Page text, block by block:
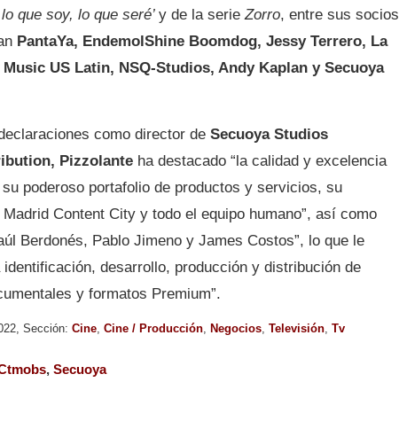
que soy, lo que seré’ y de la serie Zorro, entre sus socios
PantaYa, EndemolShine Boomdog, Jessy Terrero, La
US Latin, NSQ-Studios, Andy Kaplan y Secuoya
como director de Secuoya Studios
Pizzolante ha destacado “la calidad y excelencia
poderoso portafolio de productos y servicios, su
Content City y todo el equipo humano”, así como
Berdonés, Pablo Jimeno y James Costos”, lo que le
identificación, desarrollo, producción y distribución de
y formatos Premium”.
Sección: Cine Cine / Producción Negocios Televisión Tv
, Secuoya